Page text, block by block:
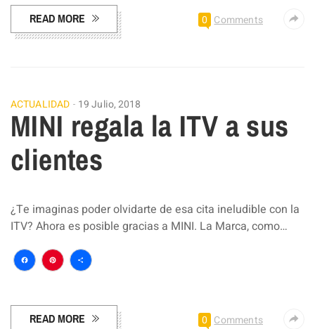
READ MORE 0 Comments
ACTUALIDAD 19 Julio, 2018
MINI regala la ITV a sus
clientes
¿Te imaginas poder olvidarte de esa cita ineludible con la
ITV? Ahora es posible gracias a MINI. La Marca, como…
Facebook
Pinterest
Compartir
READ MORE 0 Comments